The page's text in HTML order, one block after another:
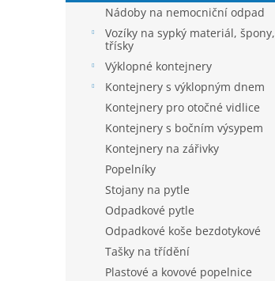
Nádoby na nemocniční odpad
Vozíky na sypký materiál, špony,
třísky
Výklopné kontejnery
Kontejnery s výklopným dnem
Kontejnery pro otočné vidlice
Kontejnery s bočním výsypem
Kontejnery na zářivky
Popelníky
Stojany na pytle
Odpadkové pytle
Odpadkové koše bezdotykové
Tašky na třídění
Plastové a kovové popelnice